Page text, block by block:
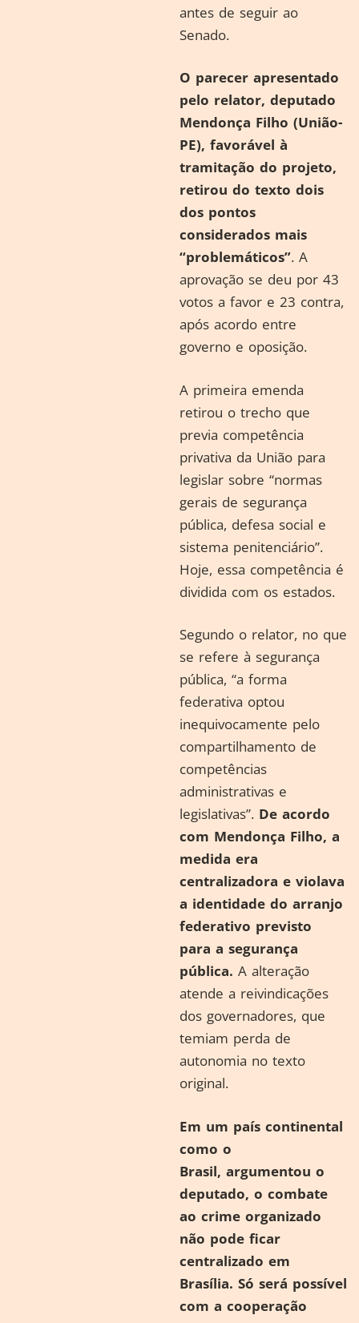
antes de seguir ao
Senado.
O parecer apresentado
pelo relator, deputado
Mendonça Filho (União-
PE), favorável à
tramitação do projeto,
retirou do texto dois
dos pontos
considerados mais
“problemáticos”. A
aprovação se deu por 43
votos a favor e 23 contra,
após acordo entre
governo e oposição.
A primeira emenda
retirou o trecho que
previa competência
privativa da União para
legislar sobre “normas
gerais de segurança
pública, defesa social e
sistema penitenciário”.
Hoje, essa competência é
dividida com os estados.
Segundo o relator, no que
se refere à segurança
pública, “a forma
federativa optou
inequivocamente pelo
compartilhamento de
competências
administrativas e
legislativas”. De acordo
com Mendonça Filho, a
medida era
centralizadora e violava
a identidade do arranjo
federativo previsto
para a segurança
pública. A alteração
atende a reivindicações
dos governadores, que
temiam perda de
autonomia no texto
original.
Em um país continental
como o
Brasil, argumentou o
deputado, o combate
ao crime organizado
não pode ficar
centralizado em
Brasília. Só será possível
com a cooperação